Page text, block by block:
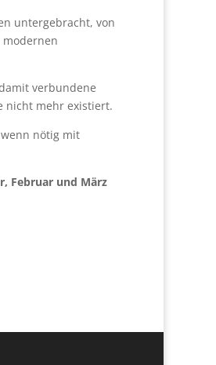
untergebracht, von
modernen
verbundene
nicht mehr existiert.
nötig mit
Februar und März